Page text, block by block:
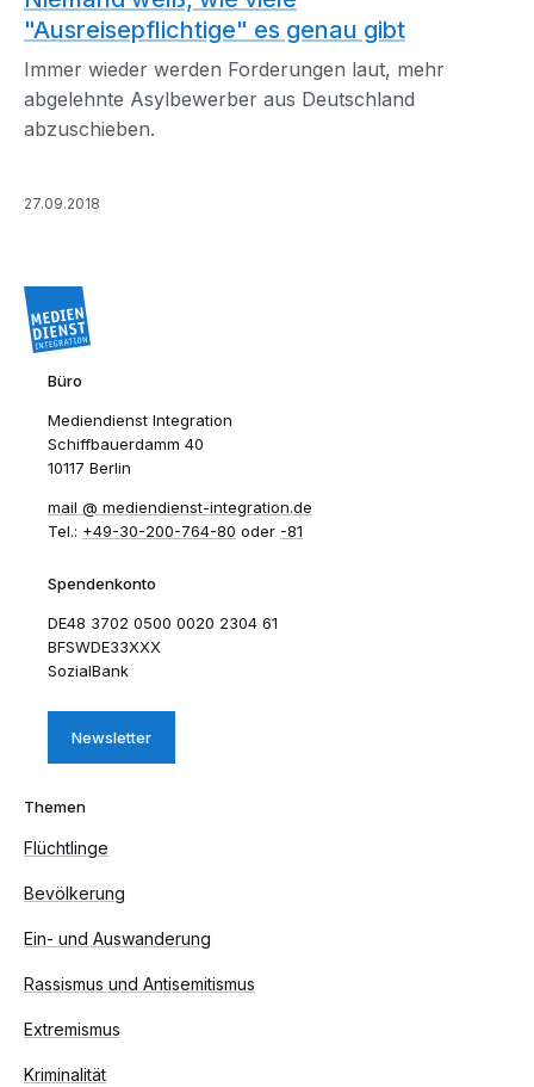
"Ausreisepflichtige" es genau gibt
Immer wieder werden Forderungen laut, mehr
abgelehnte Asylbewerber aus Deutschland
abzuschieben.
27.09.2018
Büro
Mediendienst Integration
Schiffbauerdamm 40
10117 Berlin
mail​
mediendienst-integration.de
Tel.: +49-30-200-764-80 oder -81
Spendenkonto
DE48 3702 0500 0020 2304 61
BFSWDE33XXX
SozialBank
Newsletter
Themen
Flüchtlinge
Bevölkerung
Ein- und Auswanderung
Rassismus und Antisemitismus
Extremismus
Kriminalität